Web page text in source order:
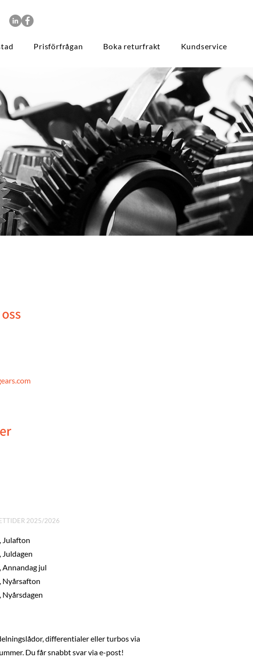
Prisförfrågan Boka returfrakt Kundservice
2025/2026
Julafton
jul
differentialer eller turbos via
Du får snabbt svar via e-post!